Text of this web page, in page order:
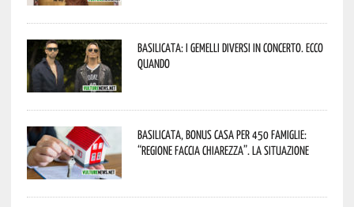
Basilicata: i Gemelli DiVersi in concerto. Ecco
quando
Basilicata, Bonus casa per 450 famiglie:
“Regione faccia chiarezza”. La situazione